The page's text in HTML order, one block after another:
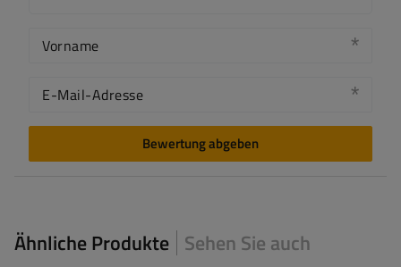
Vorname
E-Mail-Adresse
Bewertung abgeben
Ähnliche Produkte Sehen Sie auch